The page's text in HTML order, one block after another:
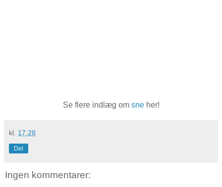
Se flere indlæg om sneher!
kl. 17.28
Del
Ingen kommentarer: